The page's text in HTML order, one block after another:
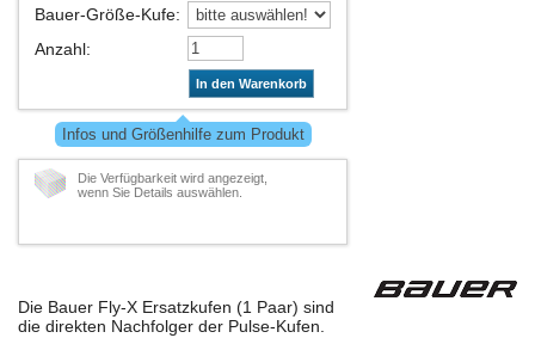
Bauer-Größe-Kufe:
Anzahl:
In den Warenkorb
Infos und Größenhilfe zum Produkt
Die Verfügbarkeit wird angezeigt,
wenn Sie Details auswählen.
Die Bauer Fly-X Ersatzkufen (1 Paar) sind
die direkten Nachfolger der Pulse-Kufen.